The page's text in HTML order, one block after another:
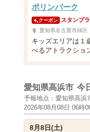
ポリンパーク
クーポン スタンプ
愛知県名古屋市緑区
キッズエリアは
べるアトラクショ
愛知県高浜市 今
予報地点：愛知県高浜
2026年08月08日 06時
8月8日(土)